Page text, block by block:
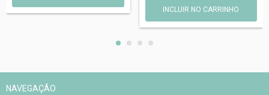
INCLUIR NO CARRINHO
NAVEGAÇÃO